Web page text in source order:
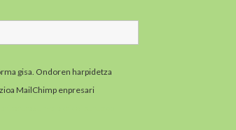
gisa. Ondoren harpidetza
MailChimp enpresari